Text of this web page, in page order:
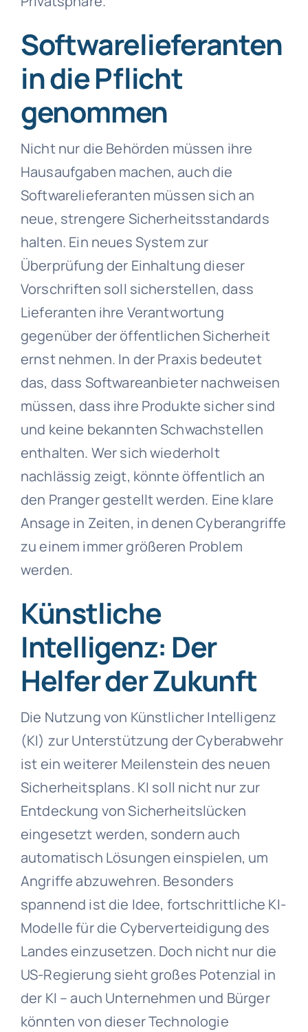
Softwarelieferanten
in die Pflicht
genommen
Nicht nur die Behörden müssen ihre
Hausaufgaben machen, auch die
Softwarelieferanten müssen sich an
neue, strengere Sicherheitsstandards
halten. Ein neues System zur
Überprüfung der Einhaltung dieser
Vorschriften soll sicherstellen, dass
Lieferanten ihre Verantwortung
gegenüber der öffentlichen Sicherheit
ernst nehmen. In der Praxis bedeutet
das, dass Softwareanbieter nachweisen
müssen, dass ihre Produkte sicher sind
und keine bekannten Schwachstellen
enthalten. Wer sich wiederholt
nachlässig zeigt, könnte öffentlich an
den Pranger gestellt werden. Eine klare
Ansage in Zeiten, in denen Cyberangriffe
zu einem immer größeren Problem
werden.
Künstliche
Intelligenz: Der
Helfer der Zukunft
Die Nutzung von Künstlicher Intelligenz
(KI) zur Unterstützung der Cyberabwehr
ist ein weiterer Meilenstein des neuen
Sicherheitsplans. KI soll nicht nur zur
Entdeckung von Sicherheitslücken
eingesetzt werden, sondern auch
automatisch Lösungen einspielen, um
Angriffe abzuwehren. Besonders
spannend ist die Idee, fortschrittliche KI-
Modelle für die Cyberverteidigung des
Landes einzusetzen. Doch nicht nur die
US-Regierung sieht großes Potenzial in
der KI – auch Unternehmen und Bürger
könnten von dieser Technologie